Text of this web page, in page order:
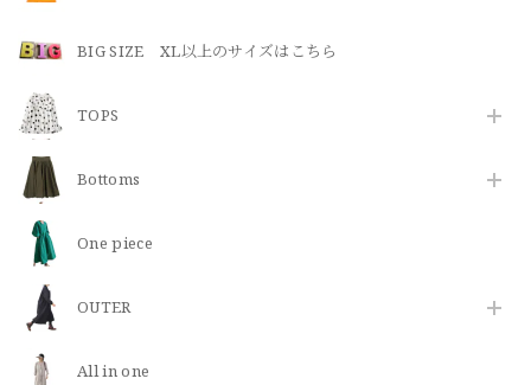
BIG SIZE XL以上のサイズはこちら
TOPS
Bottoms
One piece
OUTER
All in one